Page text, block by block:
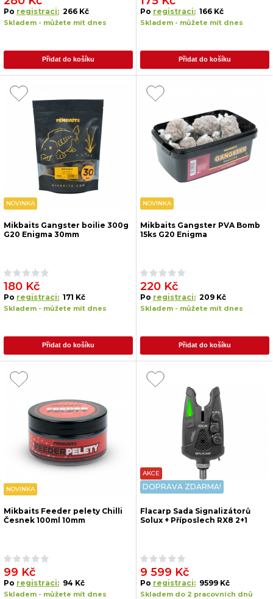
Po registraci: 266 Kč
Skladem - můžete mít dnes
Přidat do košíku
Po registraci: 166 Kč
Skladem - můžete mít dnes
Přidat do košíku
NOVINKA
Mikbaits Gangster boilie 300g
G20 Enigma 30mm
180 Kč
Po registraci: 171 Kč
Skladem - můžete mít dnes
Přidat do košíku
NOVINKA
Mikbaits Gangster PVA Bomb
15ks G20 Enigma
220 Kč
Po registraci: 209 Kč
Skladem - můžete mít dnes
Přidat do košíku
NOVINKA
Mikbaits Feeder pelety Chilli
Česnek 100ml 10mm
99 Kč
Po registraci: 94 Kč
Skladem - můžete mít dnes
AKCE
DOPRAVA ZDARMA!
Flacarp Sada Signalizátorů
Solux + Příposlech RX8 2+1
9 599 Kč
Po registraci: 9599 Kč
Skladem do 2 pracovních dnů